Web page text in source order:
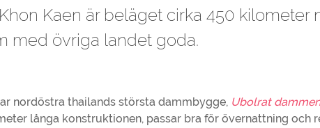
Kaen är beläget cirka 450
med övriga landet goda.
nordöstra thailands största dammbygge, Ubolrat dammen
långa konstruktionen, passar bra för övernattning och